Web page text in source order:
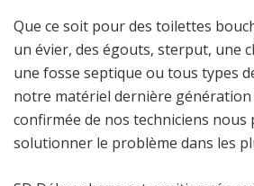
Que ce soit pour des toilettes
un évier, des égouts, sterput, une
une fosse septique ou tous types
notre matériel dernière génération
confirmée de nos techniciens nous
solutionner le problème dans les